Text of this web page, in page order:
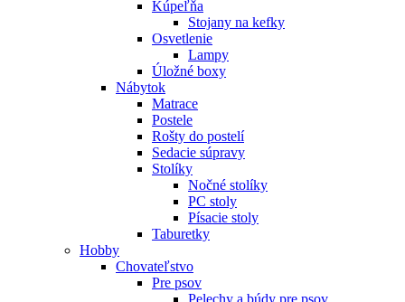
Kúpeľňa
Stojany na kefky
Osvetlenie
Lampy
Úložné boxy
Nábytok
Matrace
Postele
Rošty do postelí
Sedacie súpravy
Stolíky
Nočné stolíky
PC stoly
Písacie stoly
Taburetky
Hobby
Chovateľstvo
Pre psov
Pelechy a búdy pre psov